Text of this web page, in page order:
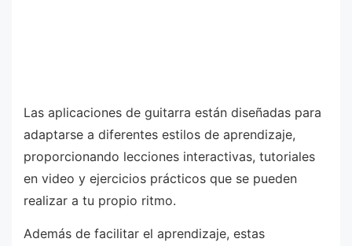
Las aplicaciones de guitarra están diseñadas para
adaptarse a diferentes estilos de aprendizaje,
proporcionando lecciones interactivas, tutoriales
en video y ejercicios prácticos que se pueden
realizar a tu propio ritmo.
Además de facilitar el aprendizaje, estas